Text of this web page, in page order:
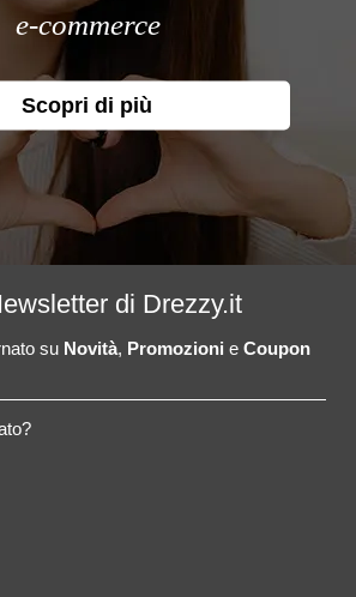
e-commerce
Scopri di più
di Drezzy.it
su Novità, Promozioni e Coupon